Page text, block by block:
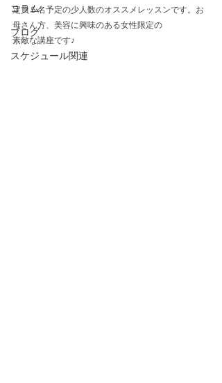
コラム
ブログ
スケジュール関連
定員５名予定の少人数のオススメレッスンです。お
母さん方、美容に興味のある女性限定の
素敵な講座です♪